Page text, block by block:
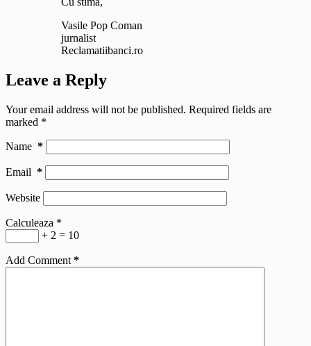
Vasile Pop Coman
jurnalist
Reclamatiibanci.ro
Leave a Reply
Your email address will not be published. Required fields are
marked *
Name *
Email *
Website
Calculeaza *
+ 2 = 10
Add Comment *